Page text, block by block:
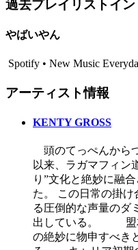
過去プレイリストイン
やばいやん
Spotify • New Music
アーティスト情報
KENTY GROSS
頭のてっぺんから
以来、ラガマフィン
り”文化と絶妙に融
た。 この日常の掛
る圧倒的な声量のダ
出している。 盟友
の絶妙に物申すべき